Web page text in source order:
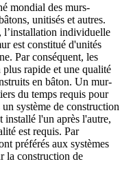
mondial des murs-
unitisés et autres.
l’installation individuelle
est constitué d'unités
Par conséquent, les
rapide et une qualité
en bâton. Un mur-
du temps requis pour
système de construction
installé l'un après l'autre,
est requis. Par
préférés aux systèmes
la construction de